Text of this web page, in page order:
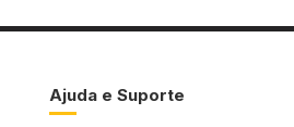
Ajuda e Suporte